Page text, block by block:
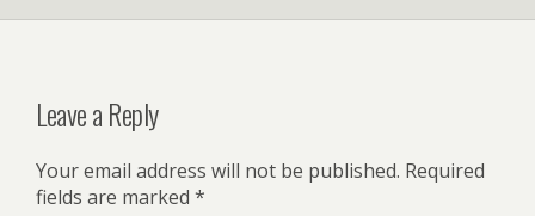
Leave a Reply
Your email address will not be published. Required
fields are marked *